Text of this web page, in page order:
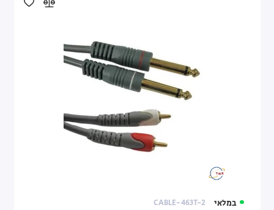
במלאי CABLE-463T-2